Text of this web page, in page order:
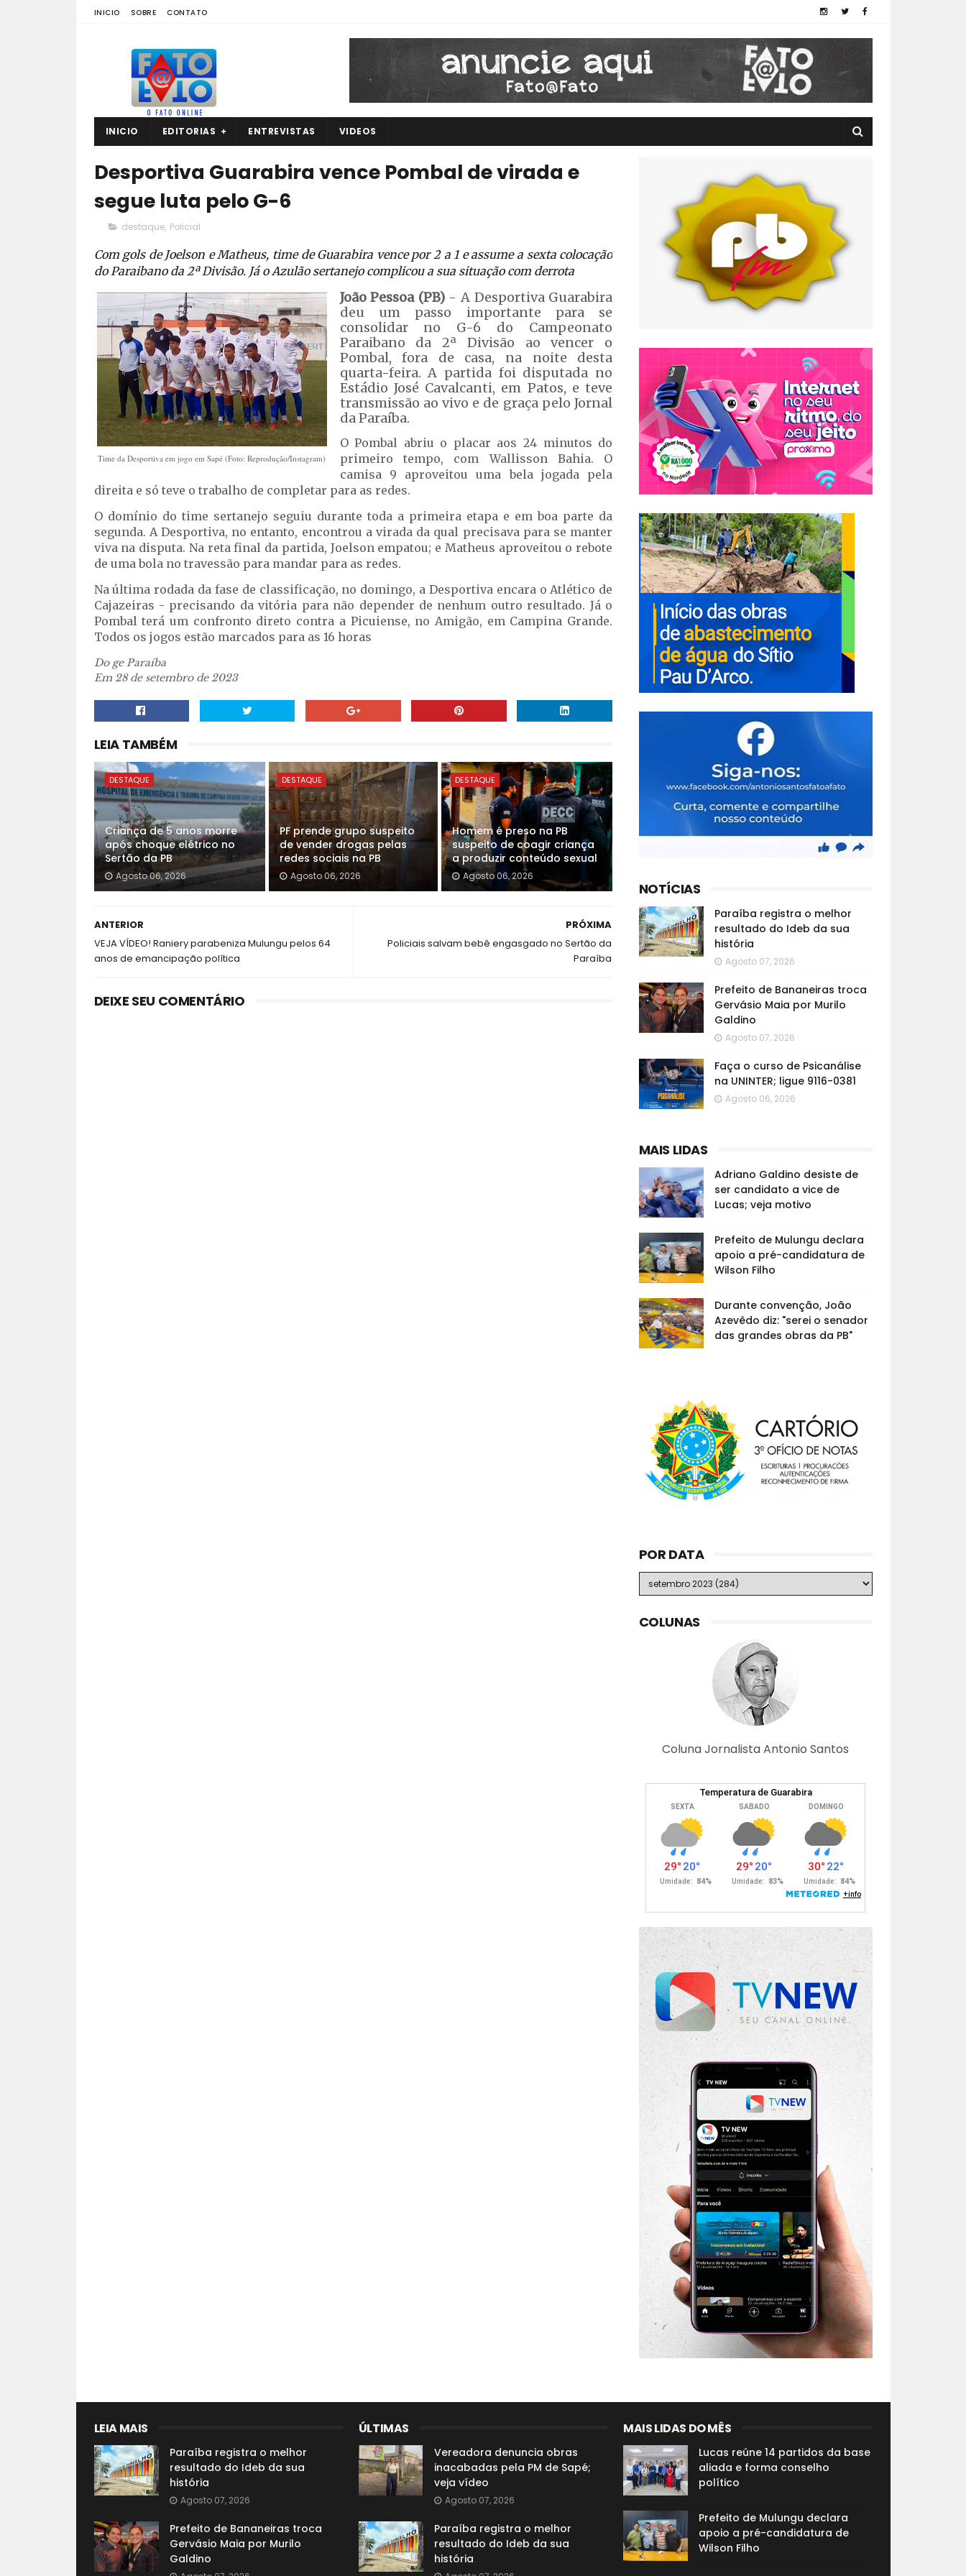
INICIO SOBRE CONTATO
INICIO EDITORIAS ENTREVISTAS VIDEOS
Desportiva Guarabira vence Pombal de virada e
segue luta pelo G-6
destaque, Policial
Com gols de Joelson e Matheus, time de Guarabira vence por 2 a 1 e assume a sexta colocação
do Paraibano da 2ª Divisão. Já o Azulão sertanejo complicou a sua situação com derrota
Time da Desportiva em jogo em Sapé (Foto: Reprodução/Instagram)
João Pessoa (PB)- A Desportiva Guarabira
deu um passo importante para se
consolidar no G-6 do Campeonato
Paraibano da 2ª Divisão ao vencer o
Pombal, fora de casa, na noite desta
quarta-feira. A partida foi disputada no
Estádio José Cavalcanti, em Patos, e teve
transmissão ao vivo e de graça pelo Jornal
da Paraíba.
O Pombal abriu o placar aos 24 minutos do
primeiro tempo, com Wallisson Bahia. O
camisa 9 aproveitou uma bela jogada pela
direita e só teve o trabalho de completar para as redes.
O domínio do time sertanejo seguiu durante toda a primeira etapa e em boa parte da
segunda. A Desportiva, no entanto, encontrou a virada da qual precisava para se manter
viva na disputa. Na reta final da partida, Joelson empatou; e Matheus aproveitou o rebote
de uma bola no travessão para mandar para as redes.
Na última rodada da fase de classificação, no domingo, a Desportiva encara o Atlético de
Cajazeiras - precisando da vitória para não depender de nenhum outro resultado. Já o
Pombal terá um confronto direto contra a Picuiense, no Amigão, em Campina Grande.
Todos os jogos estão marcados para as 16 horas
Do ge Paraíba
Em 28 de setembro de 2023
LEIA TAMBÉM
DESTAQUE
Criança de 5 anos morre
após choque elétrico no
Sertão da PB
Agosto 06, 2026
DESTAQUE
PF prende grupo suspeito
de vender drogas pelas
redes sociais na PB
Agosto 06, 2026
DESTAQUE
Homem é preso na PB
suspeito de coagir criança
a produzir conteúdo sexual
Agosto 06, 2026
PRÓXIMA
Policiais salvam bebê engasgado no Sertão da
Paraíba
ANTERIOR
VEJA VÍDEO! Raniery parabeniza Mulungu pelos 64
anos de emancipação política
DEIXE SEU COMENTÁRIO
NOTÍCIAS
Paraíba registra o melhor
resultado do Ideb da sua
história
Agosto 07, 2026
Prefeito de Bananeiras troca
Gervásio Maia por Murilo
Galdino
Agosto 07, 2026
Faça o curso de Psicanálise
na UNINTER; ligue 9116-0381
Agosto 06, 2026
MAIS LIDAS
Adriano Galdino desiste de
ser candidato a vice de
Lucas; veja motivo
Prefeito de Mulungu declara
apoio a pré-candidatura de
Wilson Filho
Durante convenção, João
Azevêdo diz: "serei o senador
das grandes obras da PB"
POR DATA
COLUNAS
Coluna Jornalista Antonio Santos
LEIA MAIS
Paraíba registra o melhor
resultado do Ideb da sua
história
Agosto 07, 2026
Prefeito de Bananeiras troca
Gervásio Maia por Murilo
Galdino
ÚLTIMAS
Vereadora denuncia obras
inacabadas pela PM de Sapé;
veja vídeo
Agosto 07, 2026
Paraíba registra o melhor
resultado do Ideb da sua
história
MAIS LIDAS DO MÊS
Lucas reúne 14 partidos da base
aliada e forma conselho
político
Prefeito de Mulungu declara
apoio a pré-candidatura de
Wilson Filho